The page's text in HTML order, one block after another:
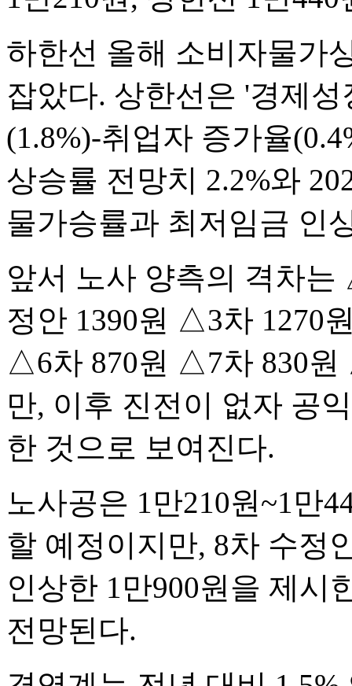
하한선 올해 소비자물가
잡았다. 상한선은 '경제
(1.8%)-취업자 증가율
상승률 전망치 2.2%와
물가승률과 최저임금 인
앞서 노사 양측의 격차
정안 1390원 △3차 1270
△6차 870원 △7차 830원
만, 이후 진전이 없자 공
한 것으로 보여진다.
노사공은 1만210원~1만
할 예정이지만, 8차 수정
인상한 1만900원을 제시
전망된다.